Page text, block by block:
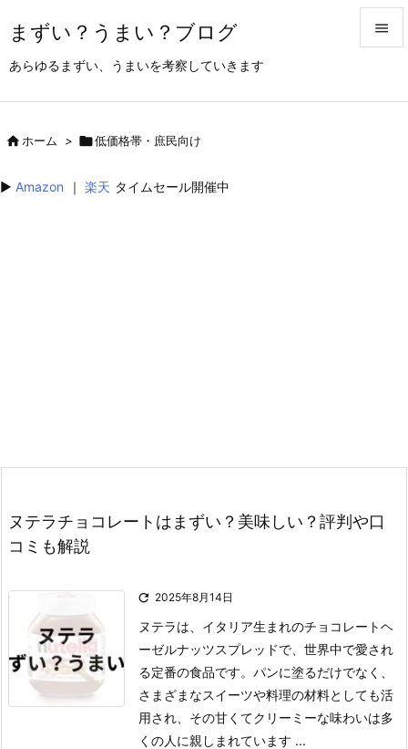
まずい？うまい？ブログ
あらゆるまずい、うまいを考察していきます

ホーム > 低価格帯・庶民向け
▶︎ Amazon ｜ 楽天 タイムセール開催中
ヌテラチョコレートはまずい？美味しい？評判や口
コミも解説
 2025年8月14日
ヌテラは、イタリア生まれのチョコレートヘ
ーゼルナッツスプレッドで、世界中で愛され
る定番の食品です。 パンに塗るだけでなく、
さまざまなスイーツや料理の材料としても活
用され、その甘くてクリーミーな味わいは多
くの人に親しまれています ...